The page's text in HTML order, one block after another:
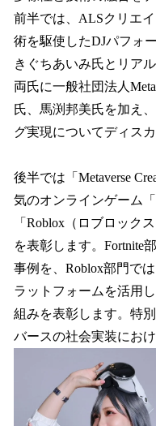
前半では、ALSクリエ
術を駆使したDJパフォ
きぐちあいみ氏とリア
両氏に一般社団法人
氏、馬渕邦美氏を加え
グ実現についてディス
後半では「Metaverse
気のオンラインゲーム
「Roblox（ロブロック
を表彰します。Fortnite
事例を、Roblox部門で
ラットフォームを活用
組みを表彰します。特
バースの社会実装にお